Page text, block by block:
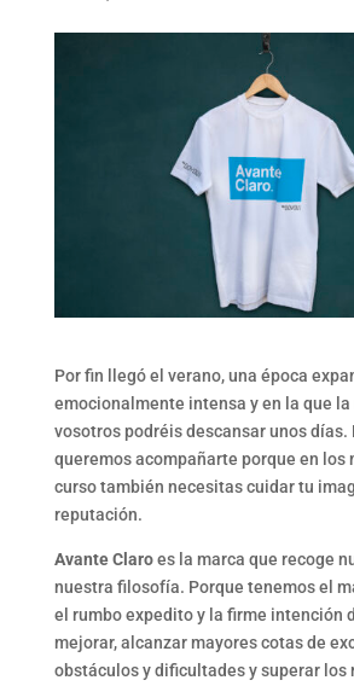
Por fin llegó el verano, una época
emocionalmente intensa y en la que la
vosotros podréis descansar unos días.
queremos acompañarte porque en los
curso también necesitas cuidar tu
reputación.
Avante Claroes la marca que recoge
nuestra filosofía. Porque tenemos el
el rumbo expedito y la firme intención
mejorar, alcanzar mayores cotas de
obstáculos y dificultades y superar los